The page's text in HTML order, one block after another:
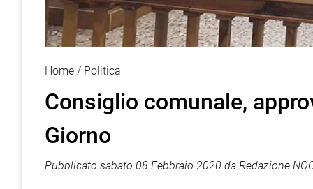
Home Politica
Consiglio comunale,
Giorno
Pubblicato sabato 08 Febbraio 2020 da Redazione